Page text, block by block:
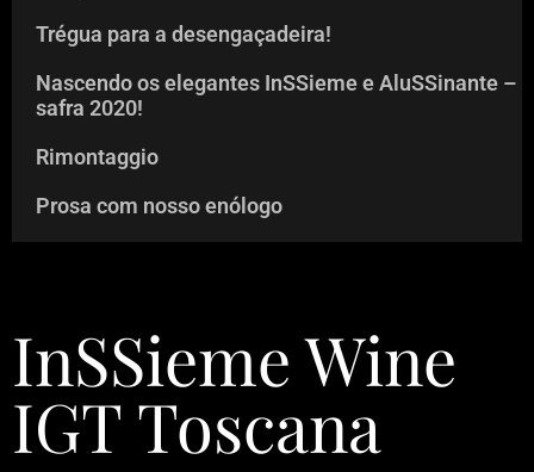
Trégua para a desengaçadeira!
Nascendo os elegantes InSSieme e AluSSinante –
safra 2020!
Rimontaggio
Prosa com nosso enólogo
InSSieme Wine
IGT Toscana